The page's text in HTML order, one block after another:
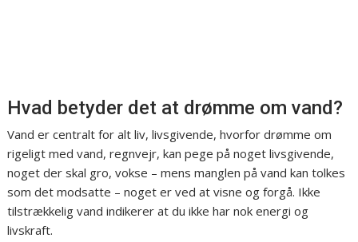
Hvad betyder det at drømme om vand?
Vand er centralt for alt liv, livsgivende, hvorfor drømme om
rigeligt med vand, regnvejr, kan pege på noget livsgivende,
noget der skal gro, vokse – mens manglen på vand kan tolkes
som det modsatte – noget er ved at visne og forgå. Ikke
tilstrækkelig vand indikerer at du ikke har nok energi og
livskraft.